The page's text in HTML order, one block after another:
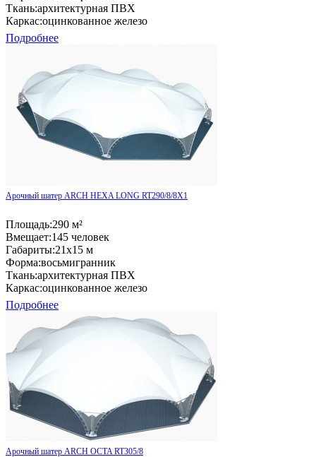
Ткань:архитектурная ПВХ
Каркас:оцинкованное железо
Подробнее
Арочный шатер ARCH HEXA LONG RT290/8/8X1
Площадь:290 м²
Вмещает:145 человек
Габариты:21x15 м
Форма:восьмигранник
Ткань:архитектурная ПВХ
Каркас:оцинкованное железо
Подробнее
Арочный шатер ARCH OCTA RT305/8